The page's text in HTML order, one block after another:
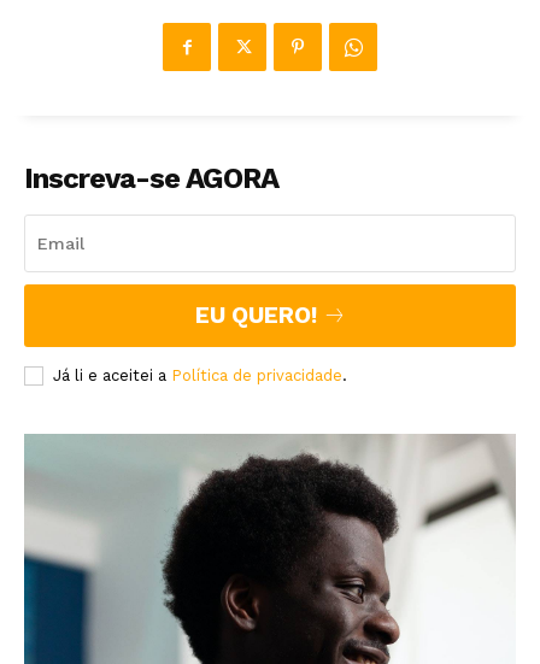
Inscreva-se AGORA
EU QUERO!
Já li e aceitei a Política de privacidade.